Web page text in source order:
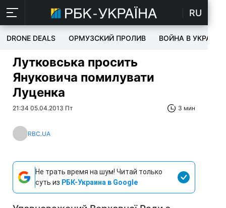
RU
DRONE DEALS ОРМУЗСКИЙ ПРОЛИВ ВОЙНА В УКРАИНЕ
Лутковська просить
Януковича помилувати
Луценка
21:34 05.04.2013 Пт 3 мин
RBC.UA
Не трать время на шум! Читай только
суть из РБК-Украина в Google